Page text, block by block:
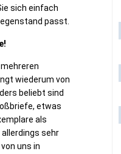
sich einfach
passt.
wiederum von
beliebt sind
etwas
als
sehr
uns in